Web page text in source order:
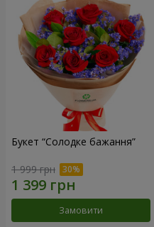
Букет “Солодке бажання”
1 999 грн
Замовити